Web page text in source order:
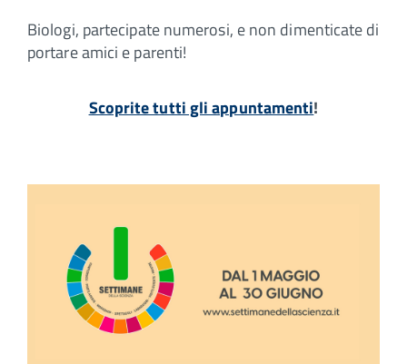
Biologi, partecipate numerosi, e non dimenticate di
portare amici e parenti!
Scoprite tutti gli appuntamenti!